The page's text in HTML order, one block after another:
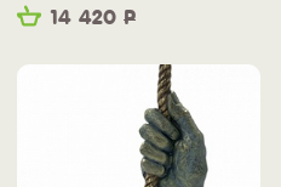
14 420 Р